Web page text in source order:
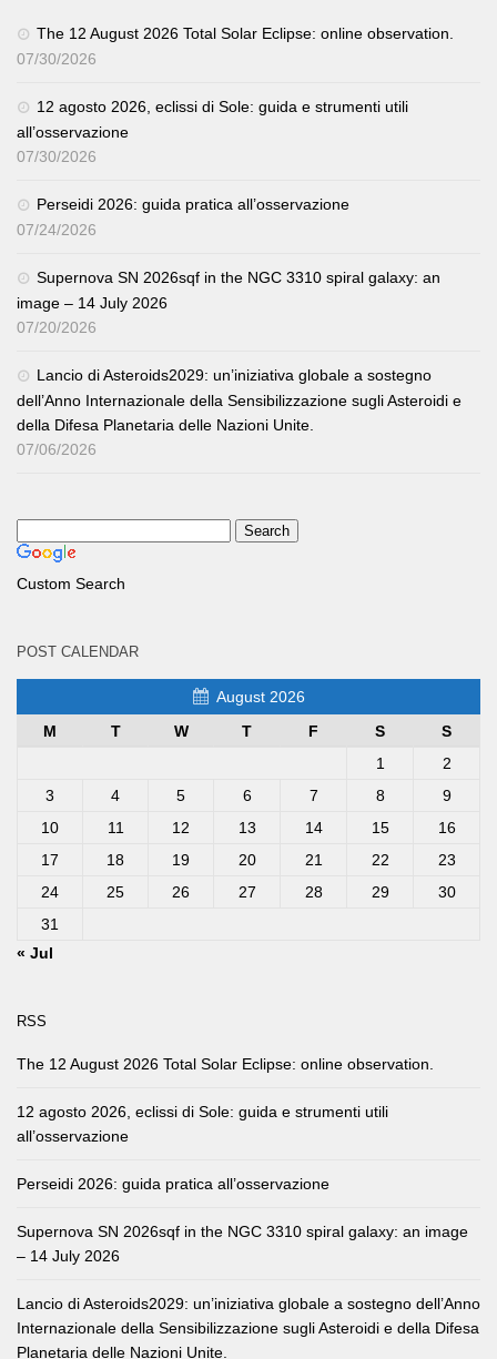
The 12 August 2026 Total Solar Eclipse: online observation.
07/30/2026
12 agosto 2026, eclissi di Sole: guida e strumenti utili
all’osservazione
07/30/2026
Perseidi 2026: guida pratica all’osservazione
07/24/2026
Supernova SN 2026sqf in the NGC 3310 spiral galaxy: an
image – 14 July 2026
07/20/2026
Lancio di Asteroids2029: un’iniziativa globale a sostegno
dell’Anno Internazionale della Sensibilizzazione sugli Asteroidi e
della Difesa Planetaria delle Nazioni Unite.
07/06/2026
Custom Search
POST CALENDAR
August 2026
M
T W T F S
S
1
2
3
4 5 6 7 8
9
10
11 12 13 14 15
16
17
18 19 20 21 22
23
24
25 26 27 28 29
30
31
« Jul
RSS
The 12 August 2026 Total Solar Eclipse: online observation.
12 agosto 2026, eclissi di Sole: guida e strumenti utili
all’osservazione
Perseidi 2026: guida pratica all’osservazione
Supernova SN 2026sqf in the NGC 3310 spiral galaxy: an image
– 14 July 2026
Lancio di Asteroids2029: un’iniziativa globale a sostegno dell’Anno
Internazionale della Sensibilizzazione sugli Asteroidi e della Difesa
Planetaria delle Nazioni Unite.